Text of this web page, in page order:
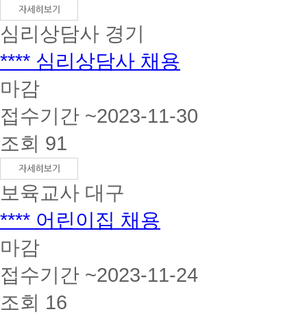
심리상담사 경기
**** 심리상담사 채용
마감
접수기간 ~2023-11-30
조회 91
보육교사 대구
**** 어린이집 채용
마감
접수기간 ~2023-11-24
조회 16